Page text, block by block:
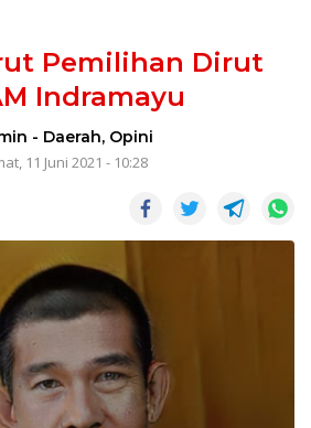
Pemilihan Dirut
Indramayu
- Daerah, Opini
11 Juni 2021 - 10:28